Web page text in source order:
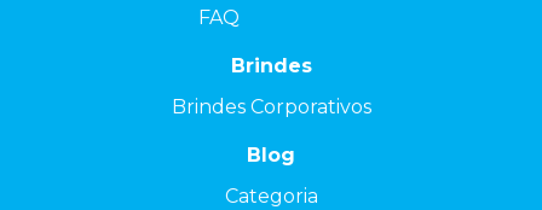
FAQ
Brindes
Brindes Corporativos
Blog
Categoria